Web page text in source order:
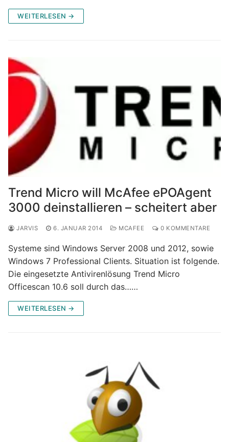
WEITERLESEN →
Trend Micro will McAfee ePOAgent
3000 deinstallieren – scheitert aber
JARVIS 6. JANUAR 2014 MCAFEE 0 KOMMENTARE
Systeme sind Windows Server 2008 und 2012, sowie
Windows 7 Professional Clients. Situation ist folgende.
Die eingesetzte Antivirenlösung Trend Micro
Officescan 10.6 soll durch das……
WEITERLESEN →